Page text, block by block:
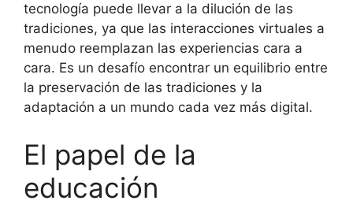
tecnología puede llevar a la dilución de las
tradiciones, ya que las interacciones virtuales a
menudo reemplazan las experiencias cara a
cara. Es un desafío encontrar un equilibrio entre
la preservación de las tradiciones y la
adaptación a un mundo cada vez más digital.
El papel de la
educación